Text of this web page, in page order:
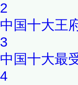
2
中国十大王
3
中国十大最
4